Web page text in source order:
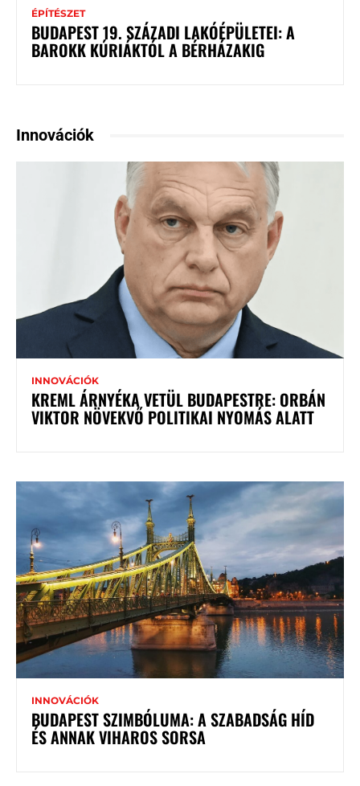
ÉPÍTÉSZET
BUDAPEST 19. SZÁZADI LAKÓÉPÜLETEI: A
BAROKK KÚRIÁKTÓL A BÉRHÁZAKIG
Innovációk
INNOVÁCIÓK
KREML ÁRNYÉKA VETÜL BUDAPESTRE: ORBÁN
VIKTOR NÖVEKVŐ POLITIKAI NYOMÁS ALATT
INNOVÁCIÓK
BUDAPEST SZIMBÓLUMA: A SZABADSÁG HÍD
ÉS ANNAK VIHAROS SORSA